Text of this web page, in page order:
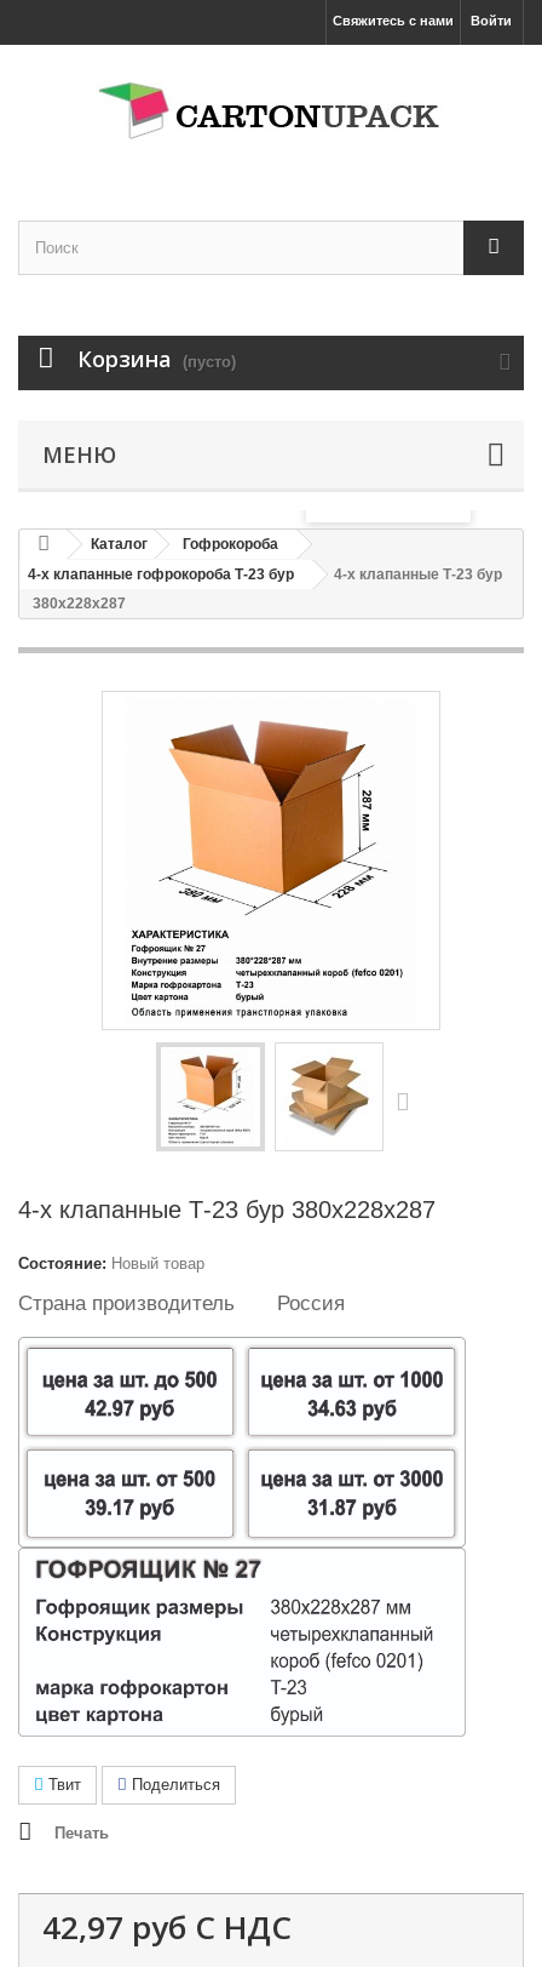
Войти
Свяжитесь с нами
Корзина (пусто)
МЕНЮ
Каталог
Гофрокороба
4-х клапанные гофрокороба Т-23 бур
4-х клапанные Т-23 бур
380x228x287
4-х клапанные Т-23 бур 380x228x287
Состояние: Новый товар
Страна производитель Россия
Твит Поделиться
Печать
42,97 руб С НДС